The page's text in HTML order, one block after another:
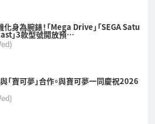
身為腕錶！「Mega Drive」「SEGA Satu
」3款型號開放預…
「寶可夢」合作。與寶可夢一同慶祝2026